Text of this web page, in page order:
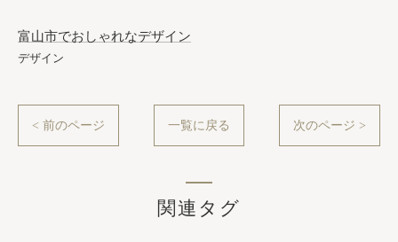
富山市でおしゃれなデザイン
デザイン
< 前のページ 一覧に戻る 次のページ >
関連タグ